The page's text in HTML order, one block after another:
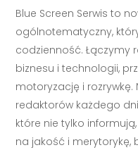
Blue Screen Serwis to
ogólnotematyczny,
codzienność. Łączymy
biznesu i technologii,
motoryzację i rozrywkę.
redaktorów każdego
które nie tylko
na jakość i merytorykę,